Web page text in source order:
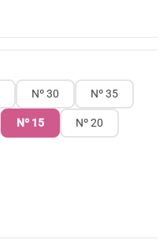
Nº 30 Nº 35
Nº 15 Nº 20